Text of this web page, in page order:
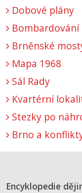
Dobové plány
Bombardování
Brněnské
Mapa 1968
Sál Rady
Kvartérní
Stezky po
Brno a
Encyklopedie